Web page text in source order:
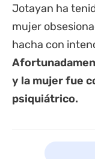
Jotayan ha
mujer
hacha con
y la mujer fue
psiquiátrico.